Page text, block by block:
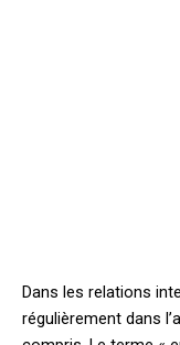
Dans les relations
régulièrement dans